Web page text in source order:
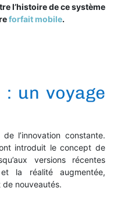
l’histoire de ce système
forfait mobile.
: un voyage
l’innovation constante.
introduit le concept de
versions récentes
et la réalité augmentée,
nouveautés.